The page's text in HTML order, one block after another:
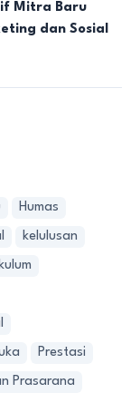
Mitra Baru
dan Sosial
Humas
kelulusan
Prestasi
Prasarana